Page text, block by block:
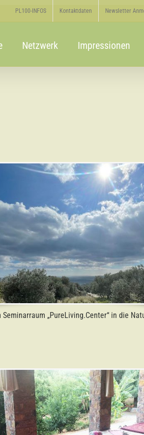
PL100-INFOS Kontaktdaten Newsletter
Netzwerk Impressionen
„PureLiving.Center“ in die